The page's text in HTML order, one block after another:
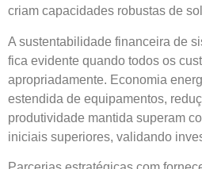
criam capacidades robustas de
A sustentabilidade financeira de
fica evidente quando todos os
apropriadamente. Economia
estendida de equipamentos,
produtividade mantida superam
iniciais superiores, validando